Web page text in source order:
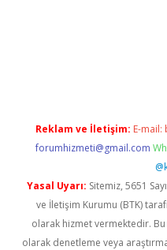
Reklam ve İletişim: E-mail:
forumhizmeti@gmail.com
Yasal Uyarı: Sitemiz, 5651
ve İletişim Kurumu (BTK)
olarak hizmet vermektedir.
olarak denetleme veya